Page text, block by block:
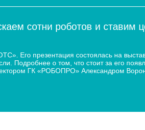
сотни роботов и ставим
Его презентация состоялась на
Подробнее о том, что стоит за его
ГК «РОБОПРО» Александром